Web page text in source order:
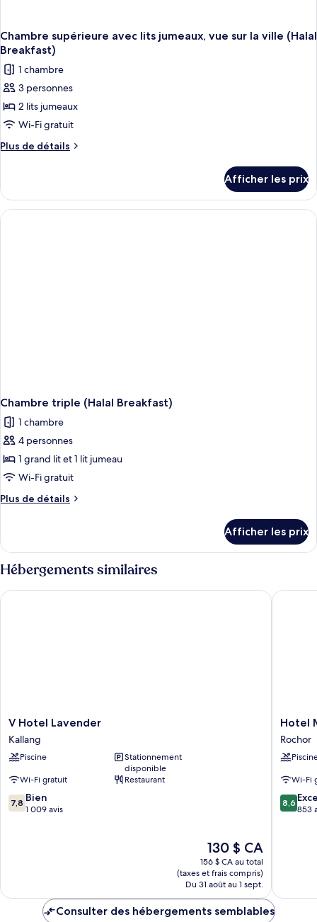
Chambre supérieure avec lits jumeaux, vue sur la ville (Halal
Breakfast)
1 chambre
3 personnes
2 lits jumeaux
Wi-Fi gratuit
Plus de détails
Plus
Chambre
supérieure
avec
Afficher les prix
Chambre triple (Halal Breakfast)
1 chambre
4 personnes
1 grand lit et 1 lit jumeau
Wi-Fi gratuit
Plus de détails
Plus
Chambre
triple
(Halal
Breakfast)
Afficher les prix
Hébergements similaires
V
Hotel
Lavender
Kallang
V Hotel Lavender
Kallang
Piscine
Stationnement
disponible
Wi-Fi gratuit
Restaurant
7.8
sur
7,8 Bien
1 009 avis
Le
prix
est
de
130 $ CA
130 $ CA
156 $ CA au total
(taxes et frais compris)
Du 31 août au 1 sept.
V Hotel Lavender
Hotel
Mi
Rochor
Rochor
Hotel
Rochor
Wi-Fi
8.6
sur
8,6
853
Hotel
Consulter des hébergements semblables